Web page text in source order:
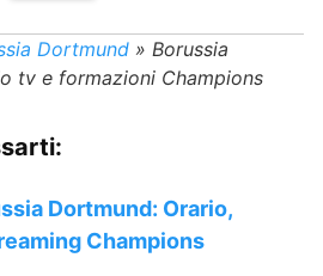
Dortmund » Borussia
tv e formazioni Champions
Dortmund: Orario,
Champions